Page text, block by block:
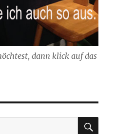
dann klick auf das